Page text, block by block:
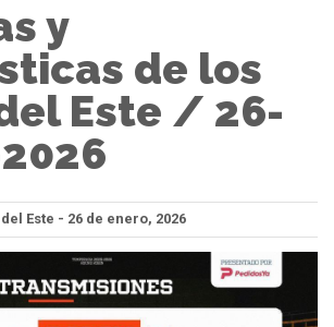
y
de los
Este / 26-
Este - 26 de enero, 2026